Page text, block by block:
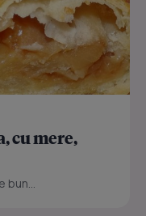
cu mere,
bun...